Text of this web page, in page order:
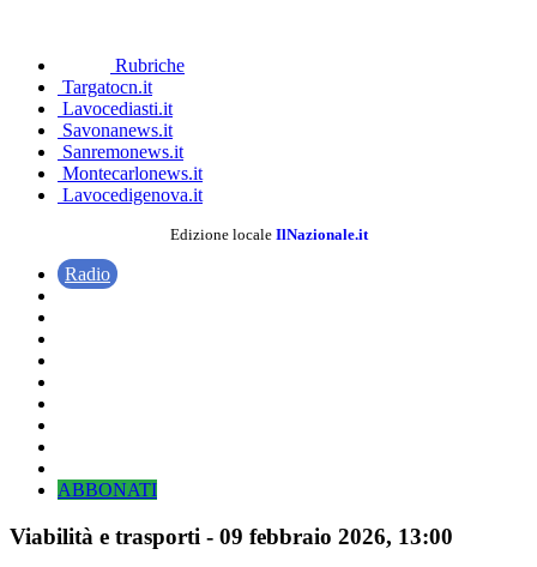
Rubriche
Targatocn.it
Lavocediasti.it
Savonanews.it
Sanremonews.it
Montecarlonews.it
Lavocedigenova.it
Edizione locale IlNazionale.it
Radio
ABBONATI
Viabilità e trasporti - 09 febbraio 2026, 13:00